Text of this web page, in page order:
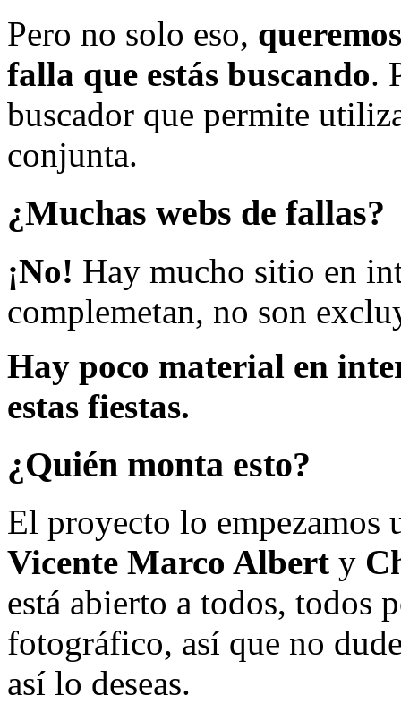
Pero no solo eso,
falla que estás buscando.
buscador que permite
conjunta.
¿Muchas webs de fallas?
¡No! Hay mucho sitio en
complemetan, no son
Hay poco material en
estas fiestas.
¿Quién monta esto?
El proyecto lo empezamos
Vicente Marco Albert y
está abierto a todos, todos
fotográfico, así que no
así lo deseas.